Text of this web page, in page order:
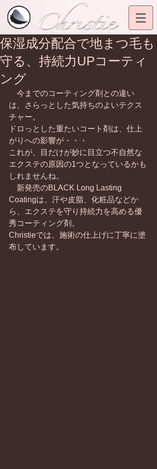
保湿成分配合で地まつ毛も
守る、持続力UPコーティ
ング
今までのコーティング剤との違い
は、さらっとした気持ちのよいテクス
チャー。
ドロっとした重たいコート剤は、仕上
がりへの影響が・・・
これが、目だけが妙に目立つ不自然な
エクステの原因の1つとなっているかも
しれませんね。
新発売のBLACK Long Lasting
Coatingは、汗や皮脂、化粧品などか
ら、エクステを守り持続力を高める優
秀コーティング剤。
Christieでは、施術の仕上げに丁寧に塗
布しています。